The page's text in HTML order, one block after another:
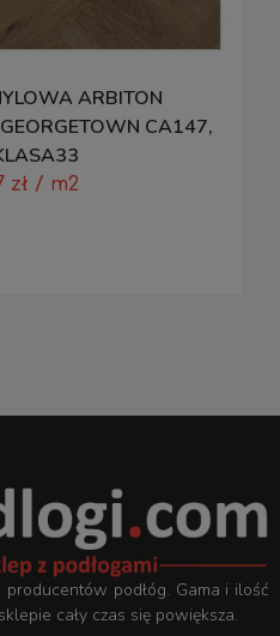
ARBITON
CA147,
zł / m2
podłóg. Gama i ilość
cały czas się powiększa.